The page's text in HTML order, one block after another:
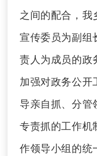
之间的配合，我
宣传委员为副组
责人为成员的政
加强对政务公开
导亲自抓、分管
专责抓的工作机
作领导小组的统